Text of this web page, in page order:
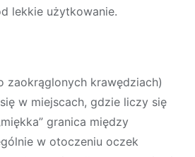
lekkie użytkowanie.
zaokrąglonych krawędziach)
w miejscach, gdzie liczy się
granica między
w otoczeniu oczek